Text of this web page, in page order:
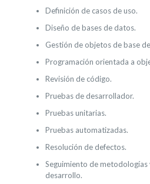
Definición de casos de uso.
Diseño de bases de datos.
Gestión de objetos de base
Programación orientada a
Revisión de código.
Pruebas de desarrollador.
Pruebas unitarias.
Pruebas automatizadas.
Resolución de defectos.
Seguimiento de metodologías
desarrollo.